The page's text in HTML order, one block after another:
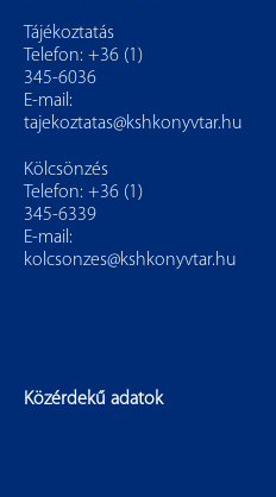
Tájékoztatás
Telefon: +36 (1)
345-6036
E-mail:
tajekoztatas@kshkonyvtar.hu
Kölcsönzés
Telefon: +36 (1)
345-6339
E-mail:
kolcsonzes@kshkonyvtar.hu
Közérdekű adatok